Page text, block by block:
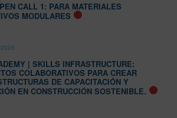
CALL 1: PARA MATERIALES
MODULARES
| SKILLS INFRASTRUCTURE:
COLABORATIVOS PARA CREAR
DE CAPACITACIÓN Y
EN CONSTRUCCIÓN SOSTENIBLE.